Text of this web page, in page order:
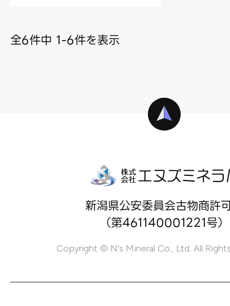
全6件中 1-6件を表示
新潟県公安委員会古物商許
（第461140001221号）
Copyright © N's Mineral Co., Ltd. All